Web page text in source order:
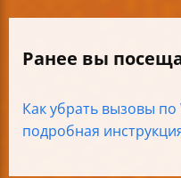
Ранее вы
Как убрать вызовы
подробная